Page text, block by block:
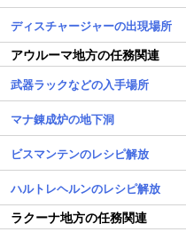
ディスチャージャーの出現場所
アウルーマ地方の任務関連
武器ラックなどの入手場所
マナ錬成炉の地下洞
ビスマンテンのレシピ解放
ハルトレヘルンのレシピ解放
ラクーナ地方の任務関連